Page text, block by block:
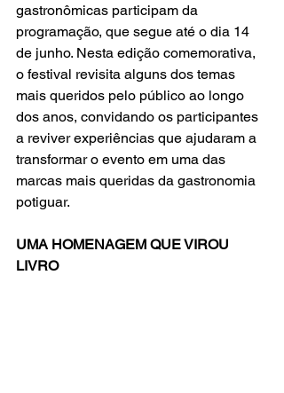
gastronômicas participam da
programação, que segue até o dia 14
de junho. Nesta edição comemorativa,
o festival revisita alguns dos temas
mais queridos pelo público ao longo
dos anos, convidando os participantes
a reviver experiências que ajudaram a
transformar o evento em uma das
marcas mais queridas da gastronomia
potiguar.
UMA HOMENAGEM QUE VIROU
LIVRO